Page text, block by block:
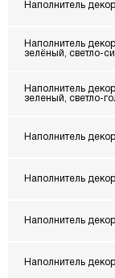
Наполнитель
Наполнитель
зелёный, светло-
Наполнитель
зеленый, светло-
Наполнитель
Наполнитель
Наполнитель
Наполнитель